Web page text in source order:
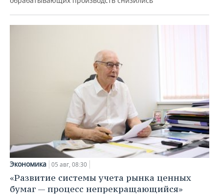
Экономика 05 авг, 08:30
«Развитие системы учета рынка ценных
бумаг — процесс непрекращающийся»